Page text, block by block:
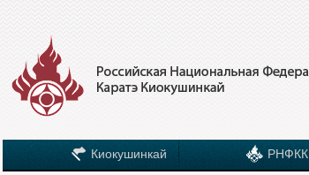
Киокушинкай РНФКК